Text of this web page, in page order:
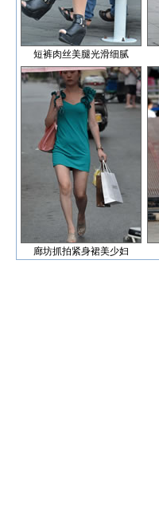
短裤肉丝美腿光滑细腻
廊坊抓拍紧身裙美少妇